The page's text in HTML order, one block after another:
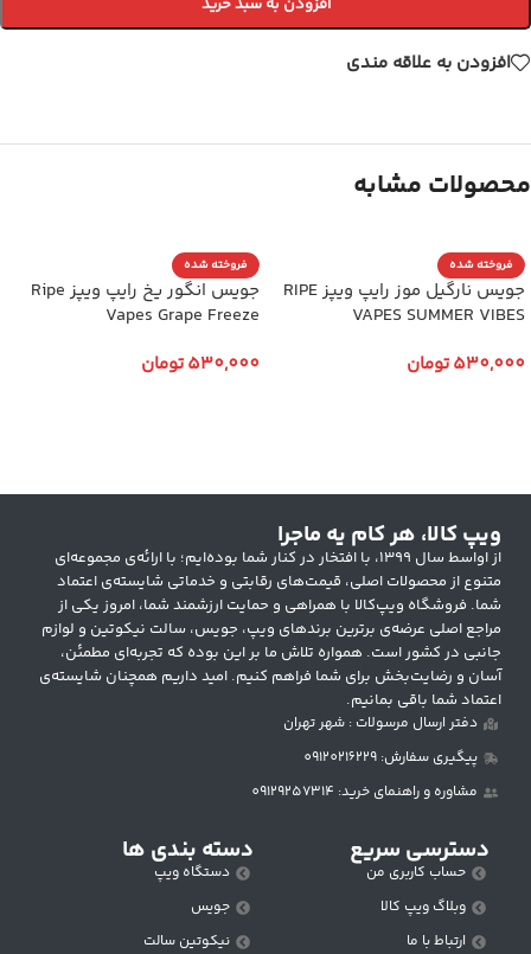
افزودن به سبد خرید
افزودن به علاقه مندی
محصولات مشابه
فروخته شده
جویس نارگیل موز رایپ ویپز RIPE
VAPES SUMMER VIBES
530,000تومان
فروخته شده
جویس انگور یخ رایپ ویپز Ripe
Vapes Grape Freeze
530,000تومان
ویپ کالا، هر کام یه ماجرا
از اواسط سال ۱۳۹۹، با افتخار در کنار شما بوده‌ایم؛ با ارائه‌ی مجموعه‌ای
متنوع از محصولات اصلی، قیمت‌های رقابتی و خدماتی شایسته‌ی اعتماد
شما. فروشگاه ویپ‌کالا با همراهی و حمایت ارزشمند شما، امروز یکی از
مراجع اصلی عرضه‌ی برترین برندهای ویپ، جویس، سالت نیکوتین و لوازم
جانبی در کشور است. همواره تلاش ما بر این بوده که تجربه‌ای مطمئن،
آسان و رضایت‌بخش برای شما فراهم کنیم. امید داریم همچنان شایسته‌ی
اعتماد شما باقی بمانیم.
دفتر ارسال مرسولات : شهر تهران
پیگیری سفارش: 09120216229
مشاوره و راهنمای خرید: 09129257314
دسترسی سریع
حساب کاربری من
وبلاگ ویپ کالا
ارتباط با ما
دسته بندی ها
دستگاه ویپ
جویس
نیکوتین سالت